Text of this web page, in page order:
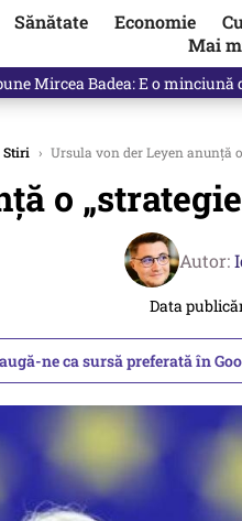
Sănătate Economie
Mai
Ponta ne dă răspunsul
Stiri › Ursula von der Leyen anunță
o
Autor:
Data
ne ca sursă preferată în